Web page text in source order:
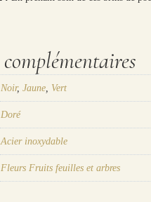
Noir,Jaune Vert
Doré
Acier inoxydable
Fleurs Fruits feuilles et arbres